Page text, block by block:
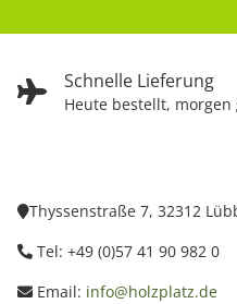
Schnelle Lieferung
Heute bestellt,
Thyssenstraße 7, 32312
Tel: +49 (0)57 41 90 982 0
Email: info@holzplatz.de